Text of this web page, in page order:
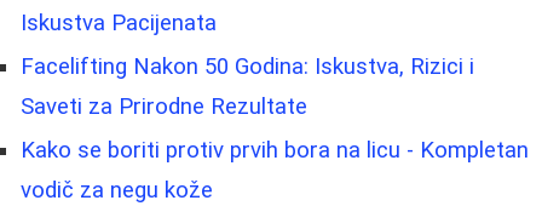
Iskustva Pacijenata
Facelifting Nakon 50 Godina: Iskustva, Rizici i
Saveti za Prirodne Rezultate
Kako se boriti protiv prvih bora na licu - Kompletan
vodič za negu kože